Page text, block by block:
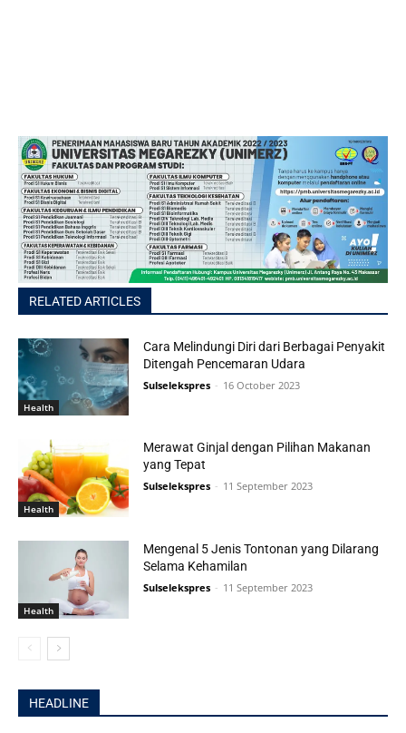
RELATED ARTICLES
Health
Cara Melindungi Diri dari Berbagai Penyakit
Ditengah Pencemaran Udara
Sulselekspres - 16 October 2023
Health
Merawat Ginjal dengan Pilihan Makanan
yang Tepat
Sulselekspres - 11 September 2023
Health
Mengenal 5 Jenis Tontonan yang Dilarang
Selama Kehamilan
Sulselekspres - 11 September 2023
HEADLINE